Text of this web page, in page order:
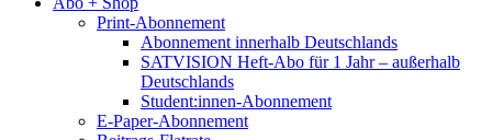
Print-Abonnement
Abonnement innerhalb Deutschlands
SATVISION Heft-Abo für 1 Jahr – außerhalb
Deutschlands
Student:innen-Abonnement
E-Paper-Abonnement